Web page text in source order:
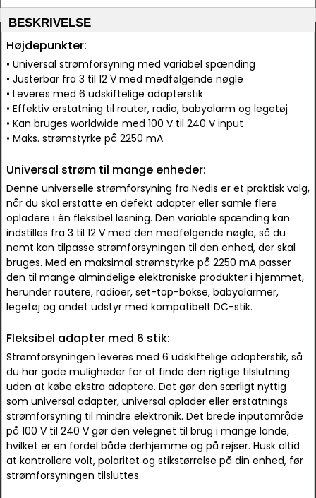
BESKRIVELSE
Højdepunkter:
• Universal strømforsyning med variabel spænding
• Justerbar fra 3 til 12 V med medfølgende nøgle
• Leveres med 6 udskiftelige adapterstik
• Effektiv erstatning til router, radio, babyalarm og legetøj
• Kan bruges worldwide med 100 V til 240 V input
• Maks. strømstyrke på 2250 mA
Universal strøm til mange enheder:
Denne universelle strømforsyning fra Nedis er et praktisk valg,
når du skal erstatte en defekt adapter eller samle flere
opladere i én fleksibel løsning. Den variable spænding kan
indstilles fra 3 til 12 V med den medfølgende nøgle, så du
nemt kan tilpasse strømforsyningen til den enhed, der skal
bruges. Med en maksimal strømstyrke på 2250 mA passer
den til mange almindelige elektroniske produkter i hjemmet,
herunder routere, radioer, set-top-bokse, babyalarmer,
legetøj og andet udstyr med kompatibelt DC-stik.
Fleksibel adapter med 6 stik:
Strømforsyningen leveres med 6 udskiftelige adapterstik, så
du har gode muligheder for at finde den rigtige tilslutning
uden at købe ekstra adaptere. Det gør den særligt nyttig
som universal adapter, universal oplader eller erstatnings
strømforsyning til mindre elektronik. Det brede inputområde
på 100 V til 240 V gør den velegnet til brug i mange lande,
hvilket er en fordel både derhjemme og på rejser. Husk altid
at kontrollere volt, polaritet og stikstørrelse på din enhed, før
strømforsyningen tilsluttes.